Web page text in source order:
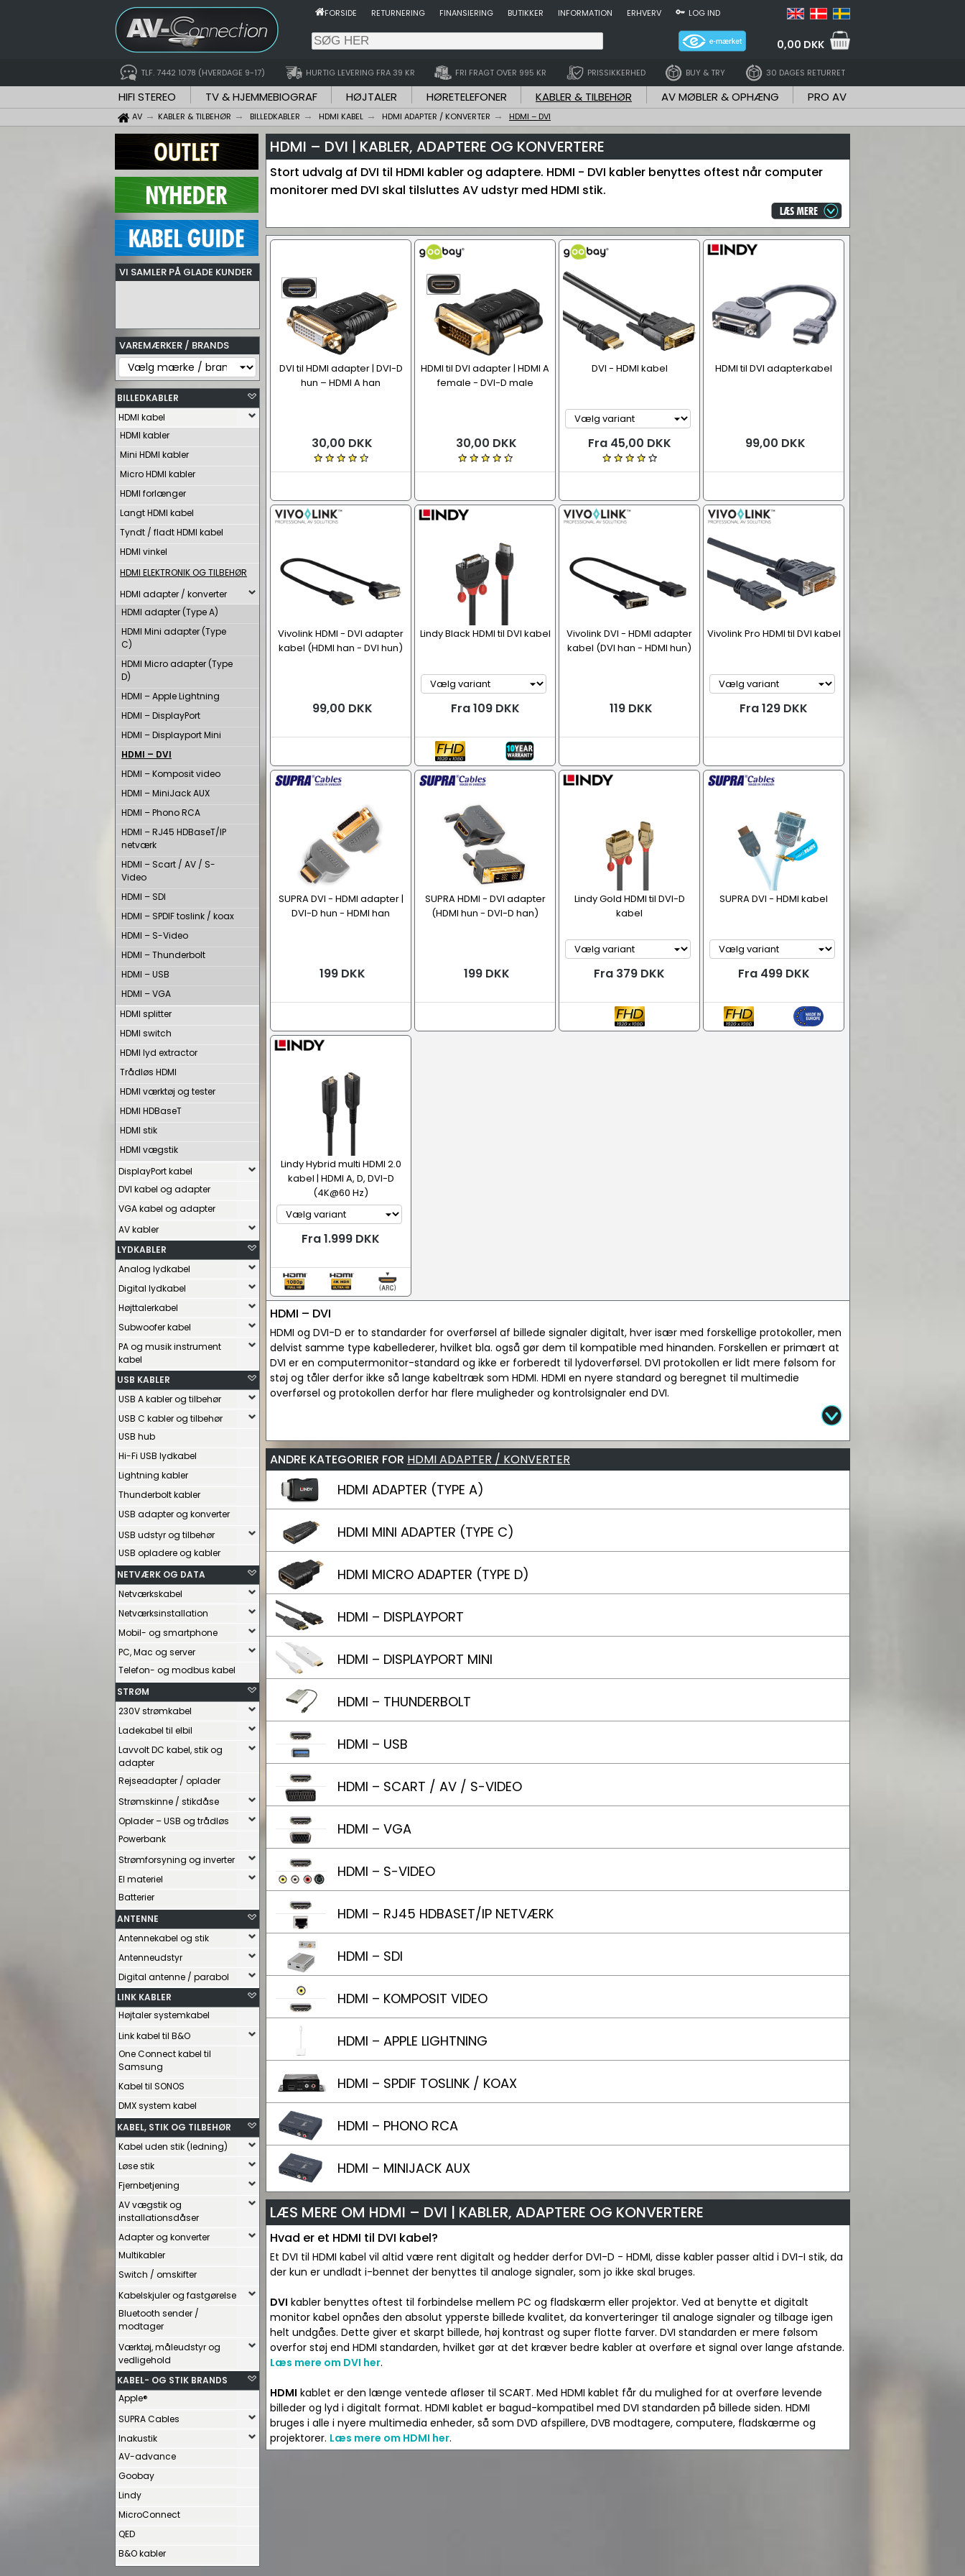
FORSIDE RETURNERING FINANSIERING BUTIKKER INFORMATION ERHVERV LOG IND
0,00 DKK
TLF. 7442 1078 (HVERDAGE 9-17) HURTIG LEVERING FRA 39 KR FRI FRAGT OVER 995 KR PRISSIKKERHED BUY & TRY 30 DAGES RETURRET
HIFI STEREO TV & HJEMMEBIOGRAF HØJTALER HØRETELEFONER KABLER & TILBEHØR AV MØBLER & OPHÆNG PRO AV
AV KABLER & TILBEHØR BILLEDKABLER HDMI KABEL HDMI ADAPTER / KONVERTER HDMI – DVI
VI SAMLER PÅ GLADE KUNDER
VAREMÆRKER / BRANDS
BILLEDKABLER
HDMI kabel
HDMI kabler
Mini HDMI kabler
Micro HDMI kabler
HDMI forlænger
Langt HDMI kabel
Tyndt / fladt HDMI kabel
HDMI vinkel
HDMI ELEKTRONIK OG TILBEHØR
HDMI adapter / konverter
HDMI adapter (Type A)
HDMI Mini adapter (Type
C)
HDMI Micro adapter (Type
D)
HDMI – Apple Lightning
HDMI – DisplayPort
HDMI – Displayport Mini
HDMI – DVI
HDMI – Komposit video
HDMI – MiniJack AUX
HDMI – Phono RCA
HDMI – RJ45 HDBaseT/IP
netværk
HDMI – Scart / AV / S-
Video
HDMI – SDI
HDMI – SPDIF toslink / koax
HDMI – S-Video
HDMI – Thunderbolt
HDMI – USB
HDMI – VGA
HDMI splitter
HDMI switch
HDMI lyd extractor
Trådløs HDMI
HDMI værktøj og tester
HDMI HDBaseT
HDMI stik
HDMI vægstik
DisplayPort kabel
DVI kabel og adapter
VGA kabel og adapter
AV kabler
LYDKABLER
Analog lydkabel
Digital lydkabel
Højttalerkabel
Subwoofer kabel
PA og musik instrument
kabel
USB KABLER
USB A kabler og tilbehør
USB C kabler og tilbehør
USB hub
Hi-Fi USB lydkabel
Lightning kabler
Thunderbolt kabler
USB adapter og konverter
USB udstyr og tilbehør
USB opladere og kabler
NETVÆRK OG DATA
Netværkskabel
Netværksinstallation
Mobil- og smartphone
PC, Mac og server
Telefon- og modbus kabel
STRØM
230V strømkabel
Ladekabel til elbil
Lavvolt DC kabel, stik og
adapter
Rejseadapter / oplader
Strømskinne / stikdåse
Oplader – USB og trådløs
Powerbank
Strømforsyning og inverter
El materiel
Batterier
ANTENNE
Antennekabel og stik
Antenneudstyr
Digital antenne / parabol
LINK KABLER
Højtaler systemkabel
Link kabel til B&O
One Connect kabel til
Samsung
Kabel til SONOS
DMX system kabel
KABEL, STIK OG TILBEHØR
Kabel uden stik (ledning)
Løse stik
Fjernbetjening
AV vægstik og
installationsdåser
Adapter og konverter
Multikabler
Switch / omskifter
Kabelskjuler og fastgørelse
Bluetooth sender /
modtager
Værktøj, måleudstyr og
vedligehold
KABEL- OG STIK BRANDS
Apple®
SUPRA Cables
Inakustik
AV-advance
Goobay
Lindy
MicroConnect
QED
B&O kabler
HDMI – DVI | KABLER, ADAPTERE OG KONVERTERE
Stort udvalg af DVI til HDMI kabler og adaptere. HDMI - DVI kabler benyttes oftest når computer
monitorer med DVI skal tilsluttes AV udstyr med HDMI stik.
DVI til HDMI adapter | DVI-D
hun – HDMI A han
30,00 DKK
HDMI til DVI adapter | HDMI A
female - DVI-D male
30,00 DKK
DVI - HDMI kabel
Fra 45,00 DKK
HDMI til DVI adapterkabel
99,00 DKK
Vivolink HDMI - DVI adapter
kabel (HDMI han - DVI hun)
99,00 DKK
Lindy Black HDMI til DVI kabel
Fra 109 DKK
Vivolink DVI - HDMI adapter
kabel (DVI han - HDMI hun)
119 DKK
Vivolink Pro HDMI til DVI kabel
Fra 129 DKK
SUPRA DVI - HDMI adapter |
DVI-D hun - HDMI han
199 DKK
SUPRA HDMI - DVI adapter
(HDMI hun - DVI-D han)
199 DKK
Lindy Gold HDMI til DVI-D
kabel
Fra 379 DKK
SUPRA DVI - HDMI kabel
Fra 499 DKK
Lindy Hybrid multi HDMI 2.0
kabel | HDMI A, D, DVI-D
(4K@60 Hz)
Fra 1.999 DKK
HDMI – DVI
HDMI og DVI-D er to standarder for overførsel af billede signaler digitalt, hver især med forskellige protokoller, men
delvist samme type kabellederer, hvilket bla. også gør dem til kompatible med hinanden. Forskellen er primært at
DVI er en computermonitor-standard og ikke er forberedt til lydoverførsel. DVI protokollen er lidt mere følsom for
støj og tåler derfor ikke så lange kabeltræk som HDMI. HDMI en nyere standard og beregnet til multimedie
overførsel og protokollen derfor har flere muligheder og kontrolsignaler end DVI.
ANDRE KATEGORIER FOR HDMI ADAPTER / KONVERTER
HDMI ADAPTER (TYPE A)
HDMI MINI ADAPTER (TYPE C)
HDMI MICRO ADAPTER (TYPE D)
HDMI – DISPLAYPORT
HDMI – DISPLAYPORT MINI
HDMI – THUNDERBOLT
HDMI – USB
HDMI – SCART / AV / S-VIDEO
HDMI – VGA
HDMI – S-VIDEO
HDMI – RJ45 HDBASET/IP NETVÆRK
HDMI – SDI
HDMI – KOMPOSIT VIDEO
HDMI – APPLE LIGHTNING
HDMI – SPDIF TOSLINK / KOAX
HDMI – PHONO RCA
HDMI – MINIJACK AUX
LÆS MERE OM HDMI – DVI | KABLER, ADAPTERE OG KONVERTERE
Hvad er et HDMI til DVI kabel?
Et DVI til HDMI kabel vil altid være rent digitalt og hedder derfor DVI-D - HDMI, disse kabler passer altid i DVI-I stik, da
der kun er undladt i-bennet der benyttes til analoge signaler, som jo ikke skal bruges.
DVI kabler benyttes oftest til forbindelse mellem PC og fladskærm eller projektor. Ved at benytte et digitalt
monitor kabel opnåes den absolut ypperste billede kvalitet, da konverteringer til analoge signaler og tilbage igen
helt undgåes. Dette giver et skarpt billede, høj kontrast og super flotte farver. DVI standarden er mere følsom
overfor støj end HDMI standarden, hvilket gør at det kræver bedre kabler at overføre et signal over lange afstande.
Læs mere om DVI her.
HDMI kablet er den længe ventede afløser til SCART. Med HDMI kablet får du mulighed for at overføre levende
billeder og lyd i digitalt format. HDMI kablet er bagud-kompatibel med DVI standarden på billede siden. HDMI
bruges i alle i nyere multimedia enheder, så som DVD afspillere, DVB modtagere, computere, fladskærme og
projektorer. Læs mere om HDMI her.